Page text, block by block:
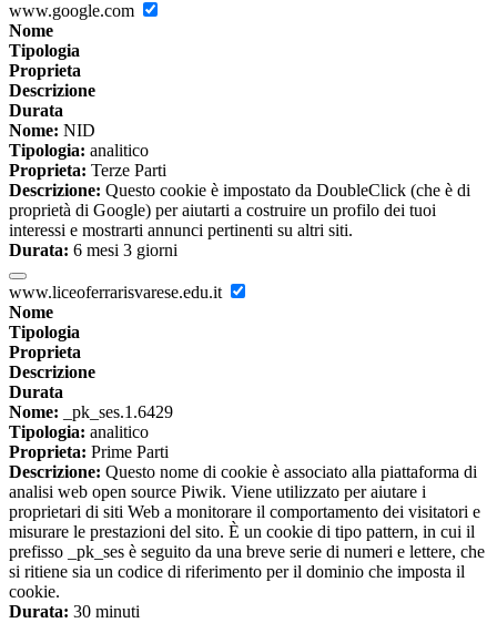
www.google.com
Nome
Tipologia
Proprieta
Descrizione
Durata
Nome: NID
Tipologia: analitico
Proprieta: Terze Parti
Descrizione: Questo cookie è impostato da DoubleClick (che è di
proprietà di Google) per aiutarti a costruire un profilo dei tuoi
interessi e mostrarti annunci pertinenti su altri siti.
Durata: 6 mesi 3 giorni
www.liceoferrarisvarese.edu.it
Nome
Tipologia
Proprieta
Descrizione
Durata
Nome: _pk_ses.1.6429
Tipologia: analitico
Proprieta: Prime Parti
Descrizione: Questo nome di cookie è associato alla piattaforma di
analisi web open source Piwik. Viene utilizzato per aiutare i
proprietari di siti Web a monitorare il comportamento dei visitatori e
misurare le prestazioni del sito. È un cookie di tipo pattern, in cui il
prefisso _pk_ses è seguito da una breve serie di numeri e lettere, che
si ritiene sia un codice di riferimento per il dominio che imposta il
cookie.
Durata: 30 minuti